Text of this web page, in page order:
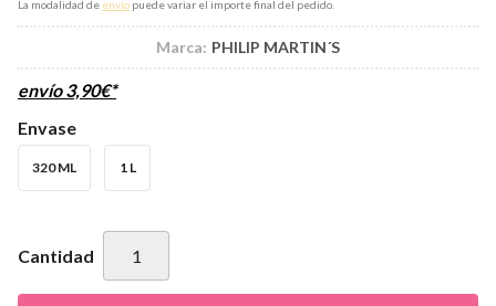
La modalidad de envío puede variar el importe final del pedido.
Marca: PHILIP MARTIN´S
envío3,90€*
Envase
320 ML 1 L
Cantidad